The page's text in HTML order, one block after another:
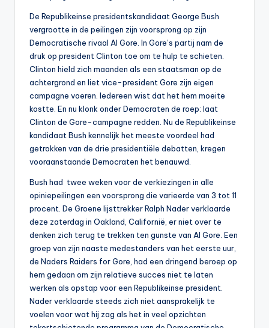
De Republikeinse presidentskandidaat George Bush
vergrootte in de peilingen zijn voorsprong op zijn
Democratische rivaal Al Gore. In Gore’s partij nam de
druk op president Clinton toe om te hulp te schieten.
Clinton hield zich maanden als een staatsman op de
achtergrond en liet vice-president Gore zijn eigen
campagne voeren. Iedereen wist dat het hem moeite
kostte. En nu klonk onder Democraten de roep: laat
Clinton de Gore-campagne redden. Nu de Republikeinse
kandidaat Bush kennelijk het meeste voordeel had
getrokken van de drie presidentiële debatten, kregen
vooraanstaande Democraten het benauwd.
Bush had twee weken voor de verkiezingen in alle
opiniepeilingen een voorsprong die varieerde van 3 tot 11
procent. De Groene lijsttrekker Ralph Nader verklaarde
deze zaterdag in Oakland, Californië, er niet over te
denken zich terug te trekken ten gunste van Al Gore. Een
groep van zijn naaste medestanders van het eerste uur,
de Naders Raiders for Gore, had een dringend beroep op
hem gedaan om zijn relatieve succes niet te laten
werken als opstap voor een Republikeinse president.
Nader verklaarde steeds zich niet aansprakelijk te
voelen voor wat hij zag als het in veel opzichten